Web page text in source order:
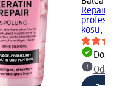
Repair
kosu,